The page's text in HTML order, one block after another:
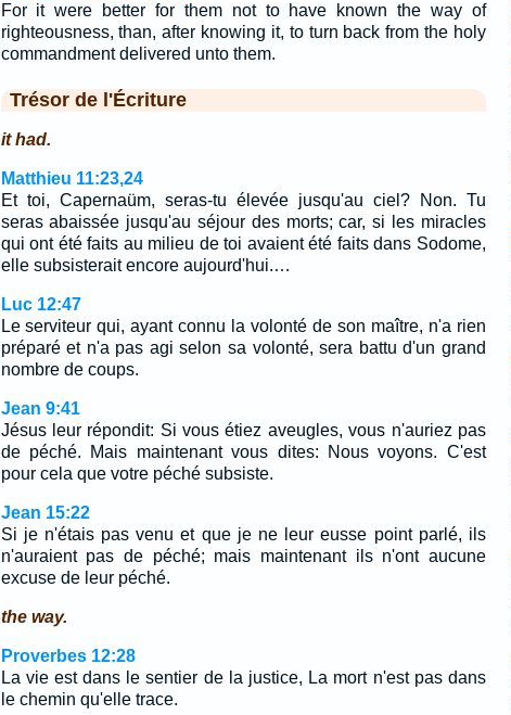
For it were better for them not to have known the way of
righteousness, than, after knowing it, to turn back from the holy
commandment delivered unto them.
Trésor de l'Écriture
it had.
Matthieu 11:23,24
Et toi, Capernaüm, seras-tu élevée jusqu'au ciel? Non. Tu
seras abaissée jusqu'au séjour des morts; car, si les miracles
qui ont été faits au milieu de toi avaient été faits dans Sodome,
elle subsisterait encore aujourd'hui.…
Luc 12:47
Le serviteur qui, ayant connu la volonté de son maître, n'a rien
préparé et n'a pas agi selon sa volonté, sera battu d'un grand
nombre de coups.
Jean 9:41
Jésus leur répondit: Si vous étiez aveugles, vous n'auriez pas
de péché. Mais maintenant vous dites: Nous voyons. C'est
pour cela que votre péché subsiste.
Jean 15:22
Si je n'étais pas venu et que je ne leur eusse point parlé, ils
n'auraient pas de péché; mais maintenant ils n'ont aucune
excuse de leur péché.
the way.
Proverbes 12:28
La vie est dans le sentier de la justice, La mort n'est pas dans
le chemin qu'elle trace.